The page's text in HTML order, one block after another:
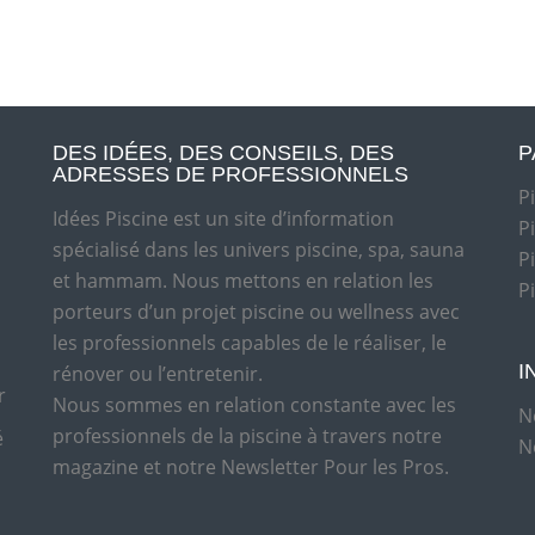
DES IDÉES, DES CONSEILS, DES
ADRESSES DE PROFESSIONNELS
Idées Piscine est un site d’information
spécialisé dans les univers piscine, spa, sauna
et hammam. Nous mettons en relation les
porteurs d’un projet piscine ou wellness avec
les professionnels capables de le réaliser, le
rénover ou l’entretenir.
Nous sommes en relation constante avec les
professionnels de la piscine à travers notre
magazine et notre Newsletter Pour les Pros.